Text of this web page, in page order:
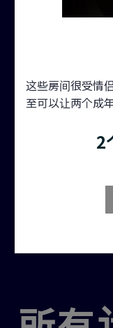
这些房间很受情
至可以让两个成
2